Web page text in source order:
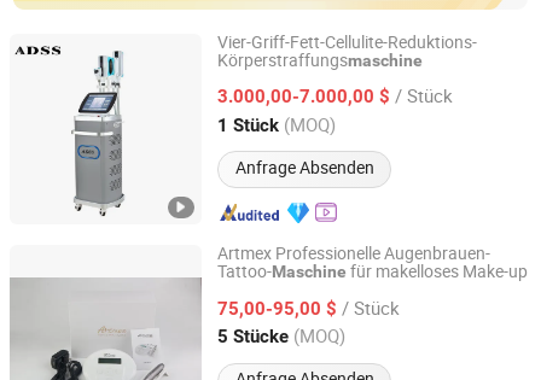
Vier-Griff-Fett-Cellulite-Reduktions-
Körperstraffungsmaschine
3.000,00-7.000,00 $ / Stück
1 Stück (MOQ)
Anfrage Absenden
Beijing ADSS Development Co., Ltd.
Beijing, China Seit 2007
Artmex Professionelle Augenbrauen-
Tattoo-Maschine für makelloses Make-up
75,00-95,00 $ / Stück
5 Stücke (MOQ)
Shandong Urway Biological Technology Co., Ltd.
Shandong, China Seit 2022